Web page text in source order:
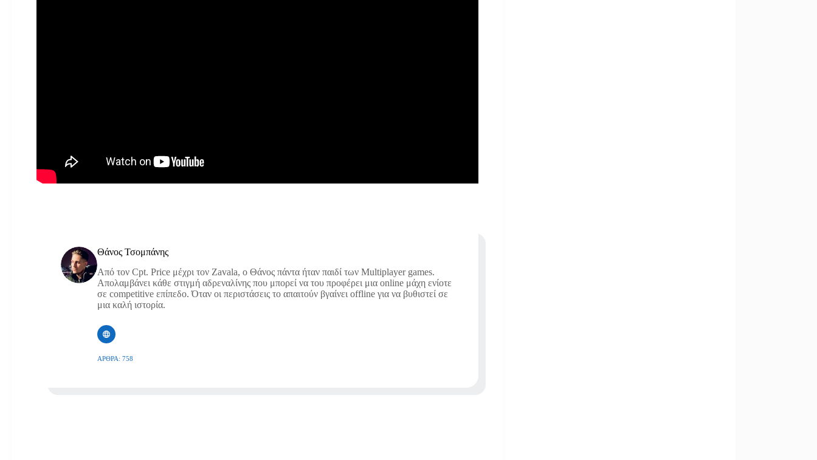
Θάνος Τσομπάνης
Από τον Cpt. Price μέχρι τον Zavala, ο Θάνος πάντα ήταν παιδί των Multiplayer games.
Απολαμβάνει κάθε στιγμή αδρεναλίνης που μπορεί να του προφέρει μια online μάχη ενίοτε
σε competitive επίπεδο. Όταν οι περιστάσεις το απαιτούν βγαίνει offline για να βυθιστεί σε
μια καλή ιστορία.
ΆΡΘΡΑ: 758